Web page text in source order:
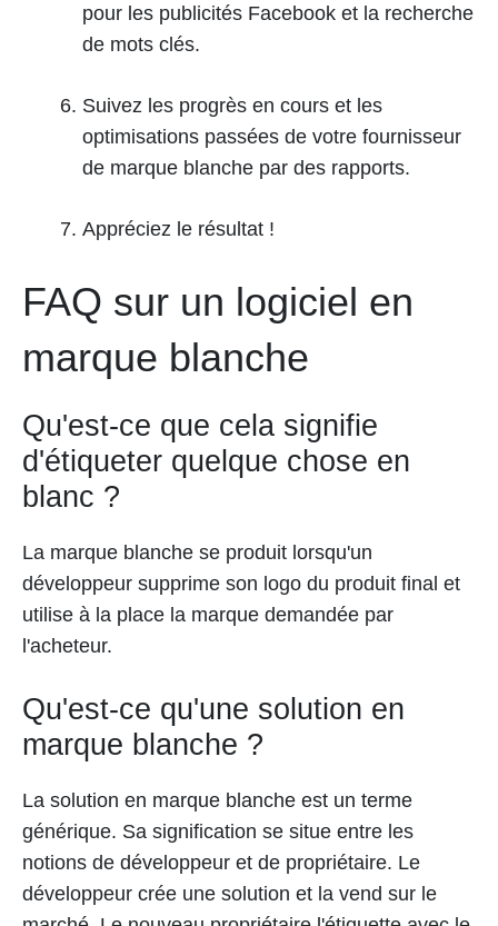
pour les publicités Facebook et la recherche
de mots clés.
Suivez les progrès en cours et les
optimisations passées de votre fournisseur
de marque blanche par des rapports.
Appréciez le résultat !
FAQ sur un logiciel en
marque blanche
Qu'est-ce que cela signifie
d'étiqueter quelque chose en
blanc ?
La marque blanche se produit lorsqu'un
développeur supprime son logo du produit final et
utilise à la place la marque demandée par
l'acheteur.
Qu'est-ce qu'une solution en
marque blanche ?
La solution en marque blanche est un terme
générique. Sa signification se situe entre les
notions de développeur et de propriétaire. Le
développeur crée une solution et la vend sur le